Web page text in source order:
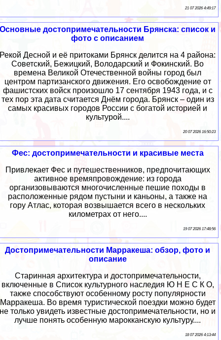
21 07 2026 4:49:17
Основные достопримечательности Брянска: список и
фото с описанием
Рекой Десной и её притоками Брянск делится на 4 района:
Советский, Бежицкий, Володарский и Фокинский. Во
времена Великой Отечественной войны город был
центром партизанского движения. Его освобождение от
фашистских войск произошло 17 сентября 1943 года, и с
тех пор эта дата считается Днём города. Брянск – один из
самых красивых городов России с богатой историей и
культурой....
20 07 2026 16:50:23
Фес: достопримечательности и красивые места
Привлекает Фес и путешественников, предпочитающих
активное времяпровождение: из города
организовываются многочисленные пешие походы в
расположенные рядом пустыни и каньоны, а также на
гору Атлас, которая возвышается всего в нескольких
километрах от него....
19 07 2026 17:48:56
Достопримечательности Марракеша: обзор, фото и
описание
Старинная архитектура и достопримечательности,
включенные в Список культурного наследия Ю Н Е С К О,
также способствуют особенному росту популярности
Марракеша. Во время туристической поездки можно будет
не только увидеть известные достопримечательности, но и
лучше понять особенную марокканскую культуру....
18 07 2026 4:13:44